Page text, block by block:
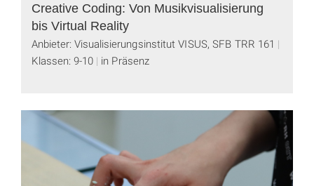
Creative Coding: Von Musikvisualisierung
bis Virtual Reality
Anbieter: Visualisierungsinstitut VISUS, SFB TRR 161
Klassen: 9-10 in Präsenz